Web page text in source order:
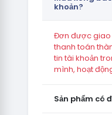
khoản?
Đơn được giao
thanh toán
tin tài khoản
mình, hoạt
Sản phẩm có